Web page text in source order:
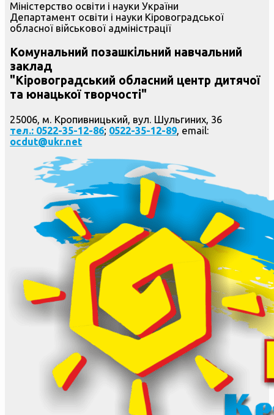
Міністерство освіти і науки України
Департамент освіти і науки Кіровоградської
обласної військової адміністрації
Комунальний позашкільний навчальний
заклад
"Кіровоградський обласний центр дитячої
та юнацької творчості"
25006, м. Кропивницький, вул. Шульгиних, 36
тел.: 0522-35-12-86; 0522-35-12-89, email:
ocdut@ukr.net